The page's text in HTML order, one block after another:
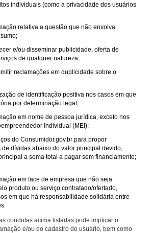
individuais (como a privacidade dos usuários
relativa a questão que não envolva
e/ou disseminar publicidade, oferta de
de qualquer natureza;
reclamações em duplicidade sobre o
de identificação positiva nos casos em que
por determinação legal;
em nome de pessoa jurídica, exceto nos
Individual (MEI);
do Consumidor.gov.br para propor
dívidas abaixo do valor principal devido,
a soma total a pagar sem financiamento;
em face de empresa que não seja
produto ou serviço contratado/ofertado,
em que há responsabilidade solidária entre
condutas acima listadas pode implicar o
e/ou do cadastro do usuário, bem como